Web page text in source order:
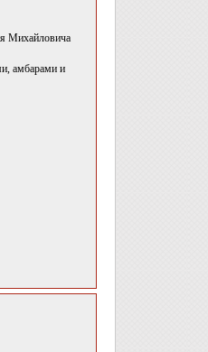
Михайловича
амбарами и